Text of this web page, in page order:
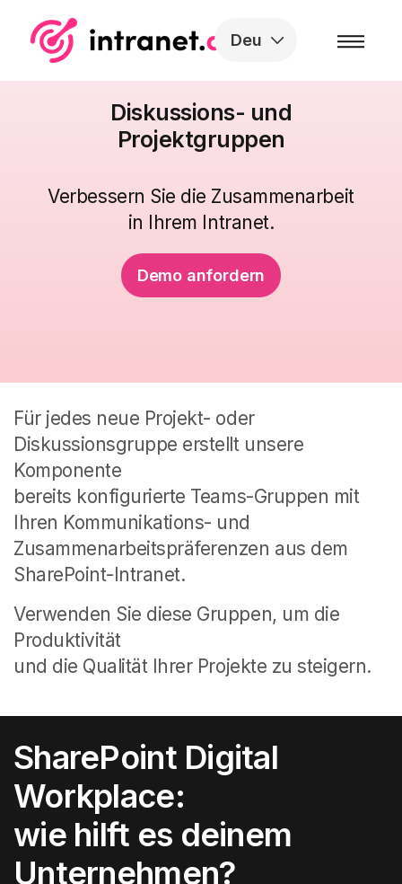
Deu
Diskussions- und
Projektgruppen
Verbessern Sie die Zusammenarbeit
in Ihrem Intranet.
Demo anfordern
Für jedes neue Projekt- oder
Diskussionsgruppe erstellt unsere
Komponente
bereits konfigurierte Teams-Gruppen mit
Ihren Kommunikations- und
Zusammenarbeitspräferenzen aus dem
SharePoint-Intranet.
Verwenden Sie diese Gruppen, um die
Produktivität
und die Qualität Ihrer Projekte zu steigern.
SharePoint Digital
Workplace:
wie hilft es deinem
Unternehmen?